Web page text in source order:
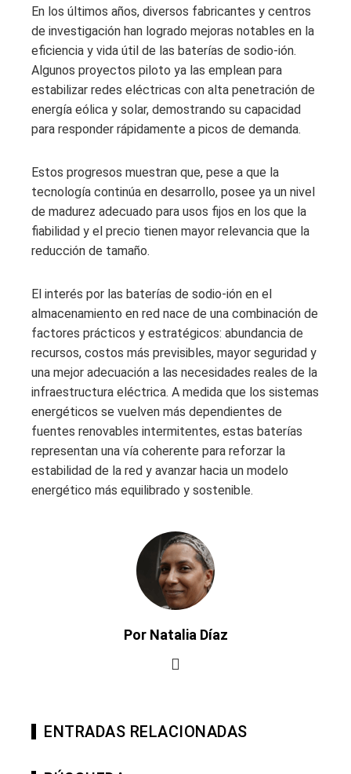
En los últimos años, diversos fabricantes y centros
de investigación han logrado mejoras notables en la
eficiencia y vida útil de las baterías de sodio-ión.
Algunos proyectos piloto ya las emplean para
estabilizar redes eléctricas con alta penetración de
energía eólica y solar, demostrando su capacidad
para responder rápidamente a picos de demanda.
Estos progresos muestran que, pese a que la
tecnología continúa en desarrollo, posee ya un nivel
de madurez adecuado para usos fijos en los que la
fiabilidad y el precio tienen mayor relevancia que la
reducción de tamaño.
El interés por las baterías de sodio-ión en el
almacenamiento en red nace de una combinación de
factores prácticos y estratégicos: abundancia de
recursos, costos más previsibles, mayor seguridad y
una mejor adecuación a las necesidades reales de la
infraestructura eléctrica. A medida que los sistemas
energéticos se vuelven más dependientes de
fuentes renovables intermitentes, estas baterías
representan una vía coherente para reforzar la
estabilidad de la red y avanzar hacia un modelo
energético más equilibrado y sostenible.
Por Natalia Díaz
ENTRADAS RELACIONADAS